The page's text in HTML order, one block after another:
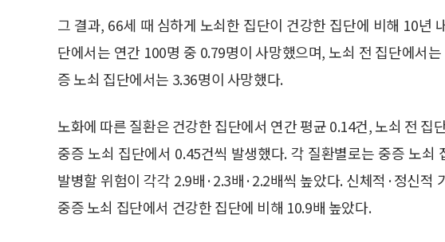
그 결과, 66세 때 심하게 노쇠한 집단이 건강한 집단에 비해 10년
단에서는 연간 100명 중 0.79명이 사망했으며, 노쇠 전 집단에서
증 노쇠 집단에서는 3.36명이 사망했다.
노화에 따른 질환은 건강한 집단에서 연간 평균 0.14건, 노쇠 전 집
중증 노쇠 집단에서 0.45건씩 발생했다. 각 질환별로는 중증 노쇠
발병할 위험이 각각 2.9배·2.3배·2.2배씩 높았다. 신체적·정신적
중증 노쇠 집단에서 건강한 집단에 비해 10.9배 높았다.